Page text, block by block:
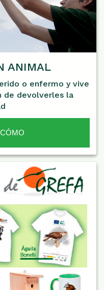
ANIMAL
o enfermo y vive
de devolverles la